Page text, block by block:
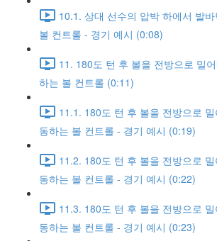
10.1. 상대 선수의 압박 하에서 발
볼 컨트롤 - 경기 예시 (0:08)
11. 180도 턴 후 볼을 전방으로 밀
하는 볼 컨트롤 (0:11)
11.1. 180도 턴 후 볼을 전방으로
동하는 볼 컨트롤 - 경기 예시 (0:19)
11.2. 180도 턴 후 볼을 전방으로
동하는 볼 컨트롤 - 경기 예시 (0:22)
11.3. 180도 턴 후 볼을 전방으로
동하는 볼 컨트롤 - 경기 예시 (0:23)